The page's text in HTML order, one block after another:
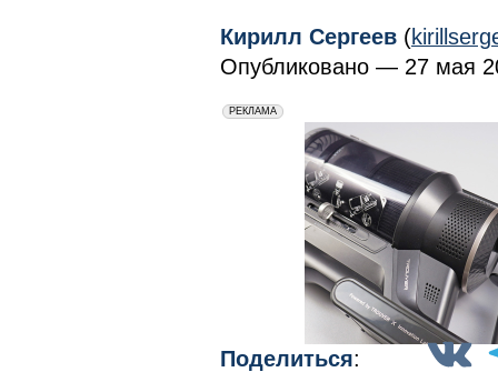
Кирилл Сергеев (
Опубликовано — 27 мая
erid: 2VfnxxmNzs5
РЕКЛАМА
Поделиться: